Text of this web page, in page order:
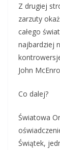
Z drugiej
zarzuty
całego
najbardziej
John
Co dalej?
Światowa
Świątek,